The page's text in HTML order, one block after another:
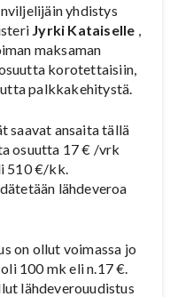
yhdistys
Jyrki Kataiselle ,
maksaman
korotettaisiin,
palkkakehitystä.
saavat ansaita tällä
osuutta 17 € /vrk
510 €/kk.
lähdeveroa
on ollut voimassa jo
100 mk eli n.17 €.
lähdeverouudistus